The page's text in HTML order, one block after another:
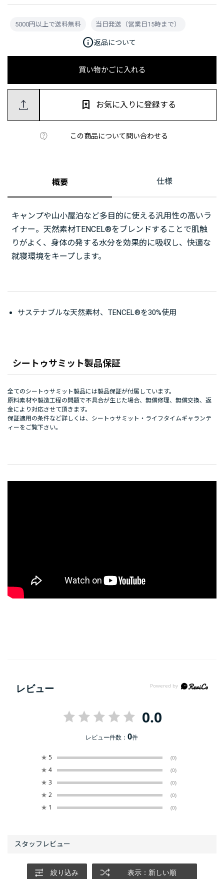
買い物かごに入れる
この商品について問い合わせる
お気に入りに登録する
5000円以上で送料無料 当日発送（営業日15時まで）
info返品について
概要 仕様
キャンプや山小屋泊など多目的に使える汎用性の高いラ
イナー。天然素材TENCEL®をブレンドすることで肌触
りがよく、身体の発する水分を効果的に吸収し、快適な
就寝環境をキープします。
シートゥサミット製品保証
全てのシートゥサミット製品には製品保証が付属しています。
原料素材や製造工程の問題で不具合が生じた場合、無償修理、無償交換、返
金により対応させて頂きます。
保証適用の条件など詳しくは、 シートゥサミット・ライフタイムギャランテ
ィーをご覧下さい。
サステナブルな天然素材、TENCEL®を30%使用
レビュー
0.0
レビュー件数：0件
★ 5 (0)
★ 4 (0)
★ 3 (0)
★ 2 (0)
★ 1 (0)
絞り込み 表示：新しい順